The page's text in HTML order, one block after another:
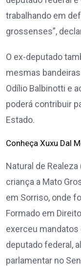
trabalhando em
grossenses”,
O ex-deputado
mesmas
Odílio Balbinotti e
poderá contribuir
Estado.
Conheça Xuxu Dal
Natural de Realeza
criança a Mato
em Sorriso, onde
Formado em
exerceu
deputado federal,
parlamentar no